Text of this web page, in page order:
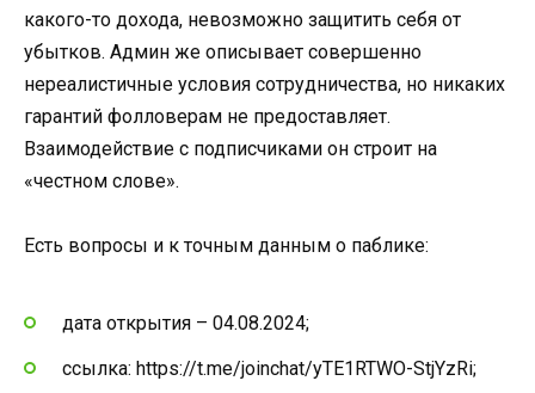
какого-то дохода, невозможно защитить себя от
убытков. Админ же описывает совершенно
нереалистичные условия сотрудничества, но никаких
гарантий фолловерам не предоставляет.
Взаимодействие с подписчиками он строит на
«честном слове».
Есть вопросы и к точным данным о паблике:
дата открытия – 04.08.2024;
ссылка: https://t.me/joinchat/yTE1RTWO-StjYzRi;